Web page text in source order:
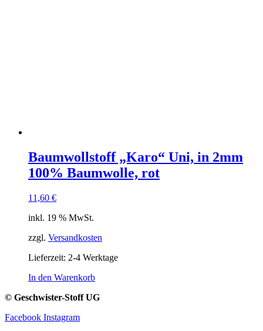
Baumwollstoff „Karo“ Uni, in 2mm
100% Baumwolle, rot
11,60 €
inkl. 19 % MwSt.
zzgl. Versandkosten
Lieferzeit: 2-4 Werktage
In den Warenkorb
© Geschwister-Stoff UG
Facebook Instagram